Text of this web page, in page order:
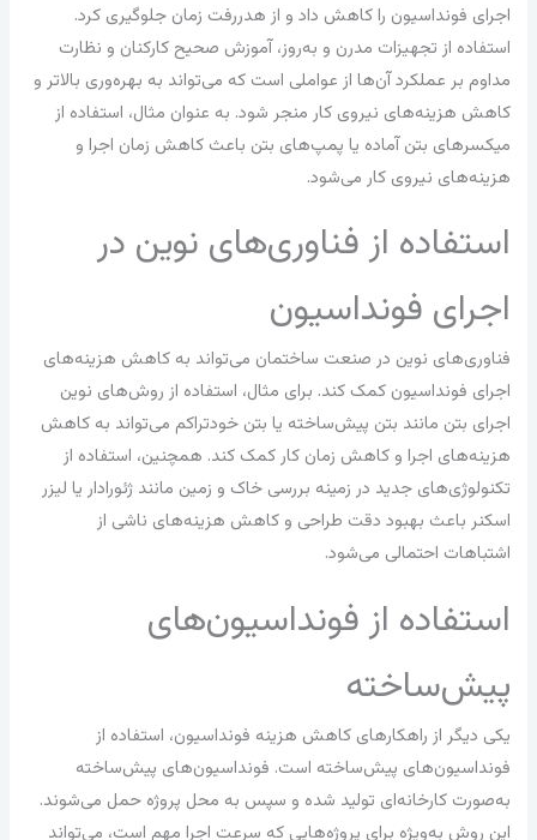
اجرای فونداسیون را کاهش داد و از هدررفت زمان جلوگیری کرد.
استفاده از تجهیزات مدرن و به‌روز، آموزش صحیح کارکنان و نظارت
مداوم بر عملکرد آن‌ها از عواملی است که می‌تواند به بهره‌وری بالاتر و
کاهش هزینه‌های نیروی کار منجر شود. به عنوان مثال، استفاده از
میکسرهای بتن آماده یا پمپ‌های بتن باعث کاهش زمان اجرا و
هزینه‌های نیروی کار می‌شود.
استفاده از فناوری‌های نوین در
اجرای فونداسیون
فناوری‌های نوین در صنعت ساختمان می‌تواند به کاهش هزینه‌های
اجرای فونداسیون کمک کند. برای مثال، استفاده از روش‌های نوین
اجرای بتن مانند بتن پیش‌ساخته یا بتن خودتراکم می‌تواند به کاهش
هزینه‌های اجرا و کاهش زمان کار کمک کند. همچنین، استفاده از
تکنولوژی‌های جدید در زمینه بررسی خاک و زمین مانند ژئورادار یا لیزر
اسکنر باعث بهبود دقت طراحی و کاهش هزینه‌های ناشی از
اشتباهات احتمالی می‌شود.
استفاده از فونداسیون‌های
پیش‌ساخته
یکی دیگر از راهکارهای کاهش هزینه فونداسیون، استفاده از
فونداسیون‌های پیش‌ساخته است. فونداسیون‌های پیش‌ساخته
به‌صورت کارخانه‌ای تولید شده و سپس به محل پروژه حمل می‌شوند.
این روش به‌ویژه برای پروژه‌هایی که سرعت اجرا مهم است، می‌تواند